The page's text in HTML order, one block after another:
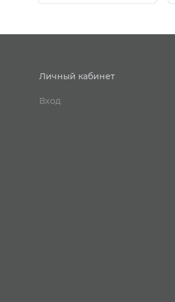
Личный кабинет
Вход